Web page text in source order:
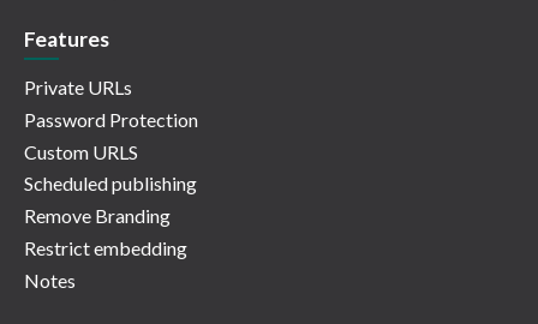
Features
Private URLs
Password Protection
Custom URLS
Scheduled publishing
Remove Branding
Restrict embedding
Notes